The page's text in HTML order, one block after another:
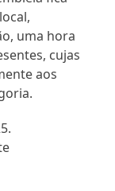
uma hora
cujas
aos